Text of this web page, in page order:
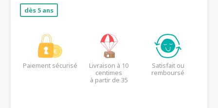
dès 5 ans
Paiement sécurisé
Livraison à 10
centimes
à partir de 35
Satisfait ou
remboursé